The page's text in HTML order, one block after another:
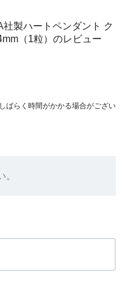
社製ハートペンダント ク
（1粒）のレビュー
ばらく時間がかかる場合がござい